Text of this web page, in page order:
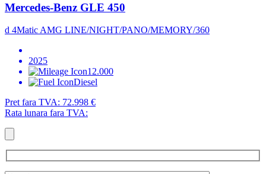
Mercedes-Benz GLE 450
d 4Matic AMG LINE/NIGHT/PANO/MEMORY/360
2025
12.000
Diesel
Pret fara TVA: 72.998 €
Rata lunara fara TVA: